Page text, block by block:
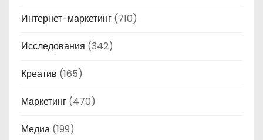
Интернет-маркетинг (710)
Исследования (342)
Креатив (165)
Маркетинг (470)
Медиа (199)